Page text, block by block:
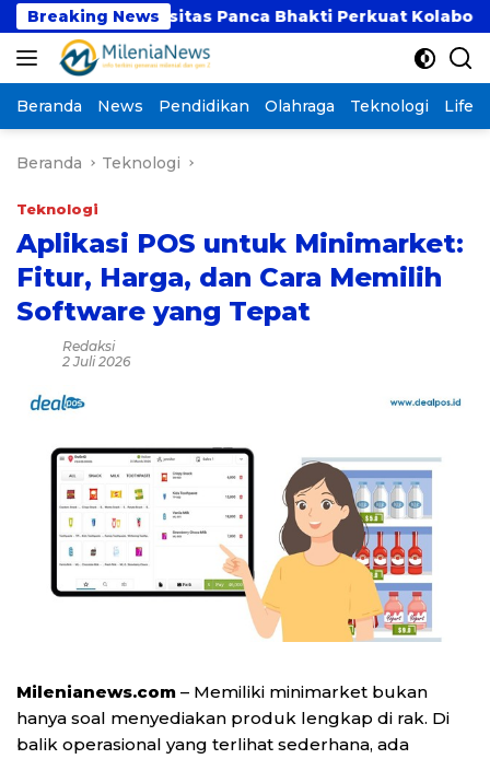
Langsung
ke
konten
Breaking News
Universitas Panca Bhakti Perkuat Kolaborasi
Beranda News Pendidikan Olahraga Teknologi
Beranda Teknologi
Teknologi
Aplikasi POS untuk Minimarket:
Fitur, Harga, dan Cara Memilih
Software yang Tepat
Redaksi
2 Juli 2026
Milenianews.com – Memiliki minimarket bukan
hanya soal menyediakan produk lengkap di rak. Di
balik operasional yang terlihat sederhana, ada